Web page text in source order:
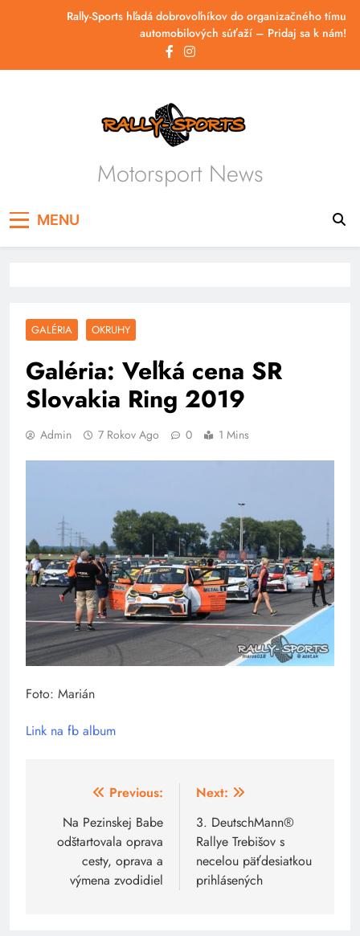
Rally-Sports hľadá dobrovoľníkov do organizačného tímu
automobilových súťaží – Pridaj sa k nám!
Motorsport News
MENU
GALÉRIA OKRUHY
Galéria: Veľká cena SR
Slovakia Ring 2019
Admin 7 Rokov Ago 0 1 Mins
Foto: Marián
Link na fb album
Navigácia
článku
Previous:
Na Pezinskej Babe
odštartovala oprava
cesty, oprava a
výmena zvodidiel
Next:
3. DeutschMann®
Rallye Trebišov s
necelou päťdesiatkou
prihlásených